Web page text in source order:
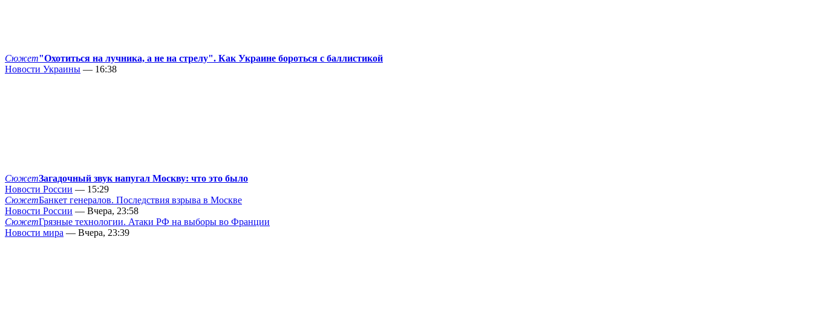
Сюжет"Охотиться на лучника, а не на стрелу". Как Украине бороться с баллистикой
Новости Украины — 16:38
СюжетЗагадочный звук напугал Москву: что это было
Новости России — 15:29
СюжетБанкет генералов. Последствия взрыва в Москве
Новости России — Вчера, 23:58
СюжетГрязные технологии. Атаки РФ на выборы во Франции
Новости мира — Вчера, 23:39